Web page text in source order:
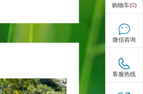
购物车(0)
微信咨询
客服热线